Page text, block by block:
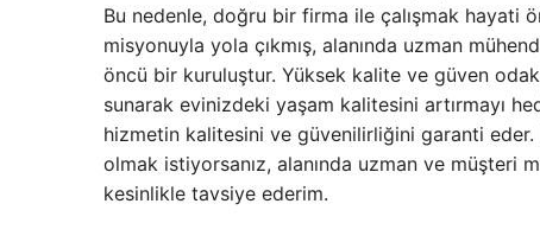
Bu nedenle, doğru bir firma ile çalışmak hayati
misyonuyla yola çıkmış, alanında uzman
öncü bir kuruluştur. Yüksek kalite ve güven
sunarak evinizdeki yaşam kalitesini artırmayı
hizmetin kalitesini ve güvenilirliğini garanti eder.
olmak istiyorsanız, alanında uzman ve müşteri
kesinlikle tavsiye ederim.